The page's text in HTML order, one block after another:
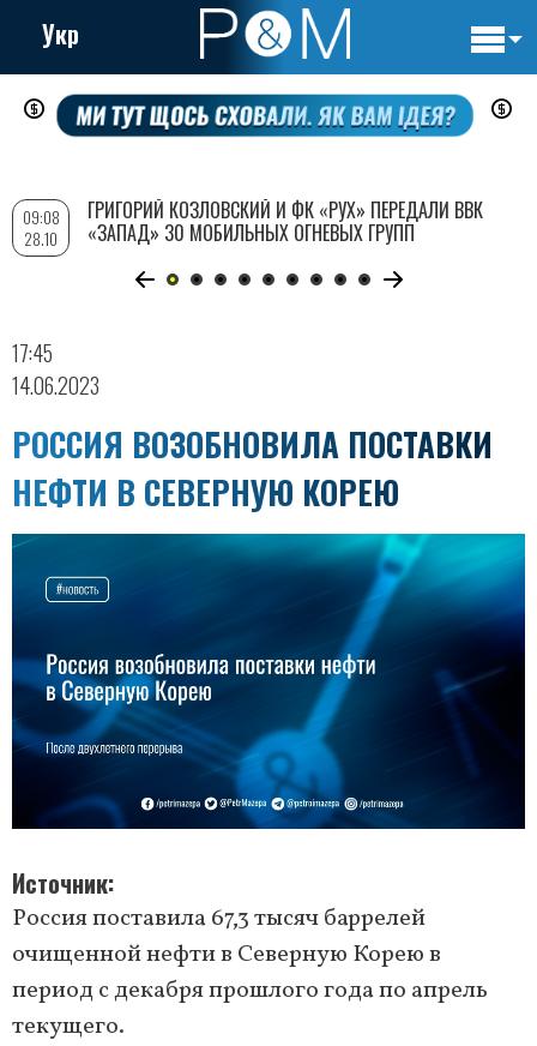
Перейти
содержанию
Укр
17:45
14.06.2023
РОССИЯ ВОЗОБНОВИЛА ПОСТАВКИ
НЕФТИ В СЕВЕРНУЮ КОРЕЮ
Источник
Россия поставила 67,3 тысяч баррелей
очищенной нефти в Северную Корею в
период с декабря прошлого года по апрель
текущего.
09:08
28.10
ГРИГОРИЙ КОЗЛОВСКИЙ И ФК «РУХ» ПЕРЕДАЛИ ВВК
«ЗАПАД» 30 МОБИЛЬНЫХ ОГНЕВЫХ ГРУПП